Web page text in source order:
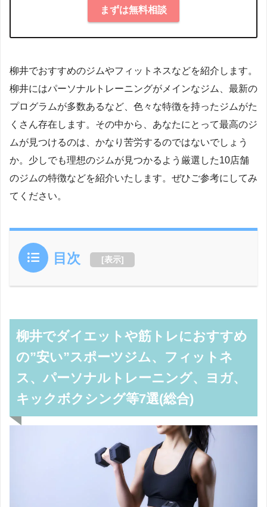
まずは無料相談
柳井でおすすめのジムやフィットネスなどを紹介します。
柳井にはパーソナルトレーニングがメインなジム、最新の
プログラムが多数あるなど、色々な特徴を持ったジムがた
くさん存在します。その中から、あなたにとって最高のジ
ムが見つけるのは、かなり苦労するのではないでしょう
か。少しでも理想のジムが見つかるよう厳選した10店舗
のジムの特徴などを紹介いたします。ぜひご参考にしてみ
てください。
目次 [表示]
柳井でダイエットや筋トレにおすすめ
の”安い”スポーツジム、フィットネ
ス、パーソナルトレーニング、ヨガ、
キックボクシング等7選(総合)